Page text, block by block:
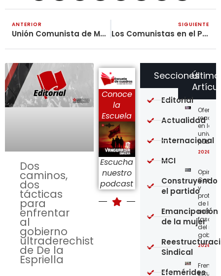
ANTERIOR
Unión Comunista de Mujeres TKP-ML: ¡Estamos creciendo contra el orden fascista dominado por los hombres una vez más, desde Rojava!
SIGUIENTE
Los Comunistas en el Paro Nacional del 21 de Noviembre
Dos
caminos,
dos
tácticas
para
enfrentar
al
gobierno
ultraderechista
de De la
Espriella
Conoce
la
Escuela
Escucha
nuestro
podcast
en las
2026-
y
de los
del
2026-
Frente
Secciones
Editorial
Actualidad
Internacional
MCI
Construyendo
el partido
Emancipación
de la mujer
Sindical
Efemérides